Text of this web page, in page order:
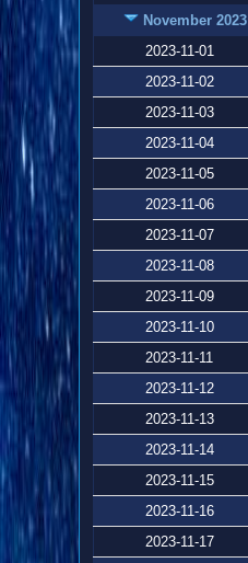
November 2023
2023-11-01
2023-11-02
2023-11-03
2023-11-04
2023-11-05
2023-11-06
2023-11-07
2023-11-08
2023-11-09
2023-11-10
2023-11-11
2023-11-12
2023-11-13
2023-11-14
2023-11-15
2023-11-16
2023-11-17